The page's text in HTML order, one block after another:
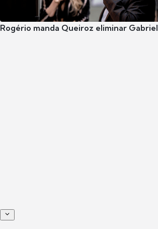
Rogério manda Queiroz eliminar Gabriel